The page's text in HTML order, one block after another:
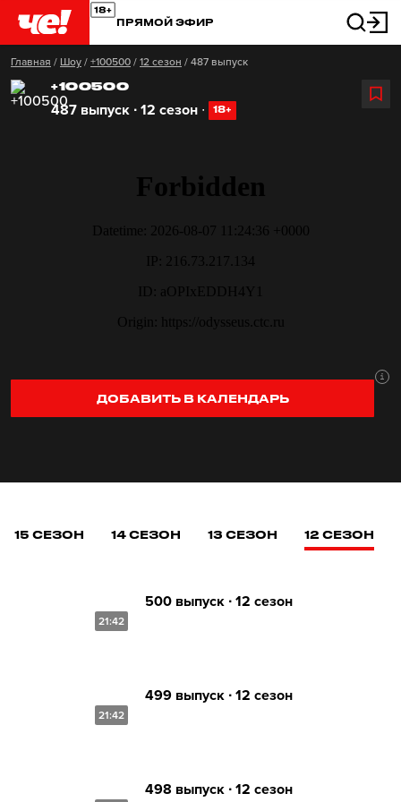
ПРЯМОЙ ЭФИР
Главная / Шоу / +100500 / 12 сезон / 487 выпуск
+100500
487 выпуск ∙ 12 сезон ∙ 18+
ДОБАВИТЬ В КАЛЕНДАРЬ
15 СЕЗОН 14 СЕЗОН 13 СЕЗОН 12 СЕЗОН
21:42
500 выпуск ∙ 12 сезон
21:42
499 выпуск ∙ 12 сезон
498 выпуск ∙ 12 сезон